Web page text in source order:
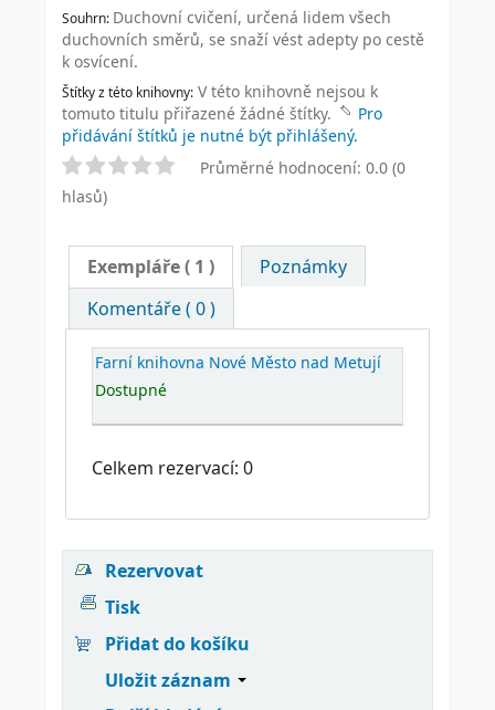
Souhrn: Duchovní cvičení, určená lidem všech
duchovních směrů, se snaží vést adepty po cestě
k osvícení.
Štítky z této knihovny: V této knihovně nejsou k
tomuto titulu přiřazené žádné štítky.
Pro
přidávání štítků je nutné být přihlášený.
Průměrné hodnocení: 0.0 (0
hlasů)
Exempláře( 1 )
Poznámky
Komentáře ( 0 )
Farní knihovna Nové Město nad Metují
Dostupné
Celkem rezervací: 0
Rezervovat
Tisk
Přidat do košíku
Uložit záznam